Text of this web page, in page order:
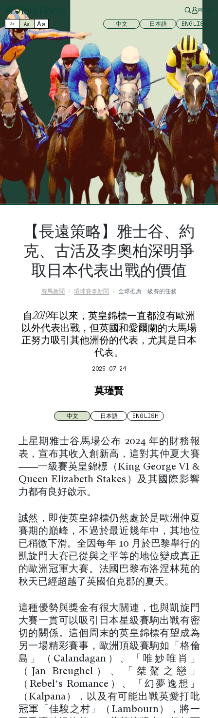
MENU
Aa Aa Aa 中文 日本語 ENGLISH
【長遠策略】雅士谷、約
克、古活及李奧柏深明爭
取日本代表出戰的價值
賽馬新聞 環球賽事新聞 全球推廣一級賽的任務
自2019年以來，英皇錦標一直都沒有歐洲
以外代表出戰，但英國和愛爾蘭的大馬場
正努力吸引其他洲份的代表，尤其是日本
代表。
2025 07 24
莫瑾賢
中文 日本語 ENGLISH
上星期雅士谷馬場公布 2024 年的財務報
表，宣布其收入創新高，這對其仲夏大賽
——一級賽英皇錦標（King George VI &
Queen Elizabeth Stakes）及其國際影響
力都有良好啟示。
誠然，即使英皇錦標仍然處於是歐洲仲夏
賽期的巔峰，不過於最近幾年中，其地位
已稍微下滑。全因每年 10 月於巴黎舉行的
凱旋門大賽已從與之平等的地位變成真正
的歐洲冠軍大賽。法國巴黎布洛涅林苑的
秋天已經超越了英國伯克郡的夏天。
這種優勢與獎金有很大關連，也與凱旋門
大賽一貫可以吸引日本星級賽駒出戰有密
切的關係。這個周末的英皇錦標有望成為
另一場精彩賽事，歐洲頂級賽駒如「格倫
島」（Calandagan）、「唯妙唯肖」
（Jan Breughel）、「桀驁之戀」
（Rebel’s Romance）、「幻夢逸想」
（Kalpana），以及有可能出戰英愛打吡
冠軍「佳駿之村」（Lambourn），將一